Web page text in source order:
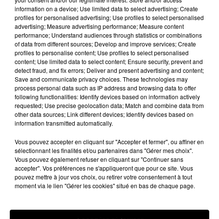
Publié : 4 octobre 2019 à 17h21 par Bertrand
Cramés »
Depuis ce vendredi, les deux titres sont en ligne
sur les plateformes de streaming. Tout le monde
peut donc aujourd’hui écouter ces deux
morceaux. PNL a ainsi réserver une belle surprise
à ses fans. Nombreux sont ceux qui étaient
passés complètement à côté de ces morceaux. A
noter, pour la sortie de leur dernier album « Deux
frères »PNLavait renouvelé cette tactique des
titres bonus inédits. « Deux Frères » est ainsi sorti
en deux versions avec des inédits différents. A ce
jour, ces titres ne sont pas disponibles en
streaming. Patience… Dans quelques années, on
pourra, peut-être, les y retrouver…
information on a device; Use limited data to select advertising; Create
profiles for personalised advertising; Use profiles to select personalised
advertising; Measure advertising performance; Measure content
performance; Understand audiences through statistics or combinations
of data from different sources; Develop and improve services; Create
profiles to personalise content; Use profiles to select personalised
content; Use limited data to select content; Ensure security, prevent and
detect fraud, and fix errors; Deliver and present advertising and content;
Save and communicate privacy choices. These technologies may
process personal data such as IP address and browsing data to offer
following functionalities: Identify devices based on information actively
requested; Use precise geolocation data; Match and combine data from
other data sources; Link different devices; Identify devices based on
information transmitted automatically.
Vous pouvez accepter en cliquant sur "Accepter et fermer", ou affiner en
sélectionnant les finalités et/ou partenaires dans "Gérer mes choix".
Vous pouvez également refuser en cliquant sur "Continuer sans
accepter". Vos préférences ne s'appliqueront que pour ce site. Vous
pouvez mettre à jour vos choix, ou retirer votre consentement à tout
moment via le lien "Gérer les cookies" situé en bas de chaque page.